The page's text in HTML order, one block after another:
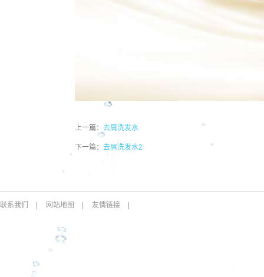
上一篇： 去屑洗发水
下一篇： 去屑洗发水2
联系我们 网站地图 友情链接